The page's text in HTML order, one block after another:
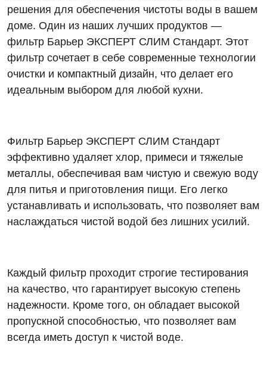
решения для обеспечения чистоты воды в вашем
доме. Один из наших лучших продуктов —
фильтр Барьер ЭКСПЕРТ СЛИМ Стандарт. Этот
фильтр сочетает в себе современные технологии
очистки и компактный дизайн, что делает его
идеальным выбором для любой кухни.
Фильтр Барьер ЭКСПЕРТ СЛИМ Стандарт
эффективно удаляет хлор, примеси и тяжелые
металлы, обеспечивая вам чистую и свежую воду
для питья и приготовления пищи. Его легко
устанавливать и использовать, что позволяет вам
наслаждаться чистой водой без лишних усилий.
Каждый фильтр проходит строгие тестирования
на качество, что гарантирует высокую степень
надежности. Кроме того, он обладает высокой
пропускной способностью, что позволяет вам
всегда иметь доступ к чистой воде.